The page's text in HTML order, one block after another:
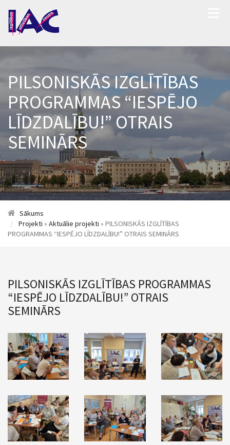
PILSONISKĀS IZGLĪTĪBAS
PROGRAMMAS “IESPĒJO
LĪDZDALĪBU!” OTRAIS
SEMINĀRS
Sākums
Projekti » Aktuālie projekti » PILSONISKĀS IZGLĪTĪBAS
PROGRAMMAS “IESPĒJO LĪDZDALĪBU!” OTRAIS SEMINĀRS
PILSONISKĀS IZGLĪTĪBAS PROGRAMMAS
“IESPĒJO LĪDZDALĪBU!” OTRAIS
SEMINĀRS